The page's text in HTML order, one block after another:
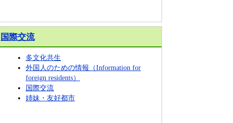
国際交流
多文化共生
外国人のための情報（Information for
foreign residents）
国際交流
姉妹・友好都市